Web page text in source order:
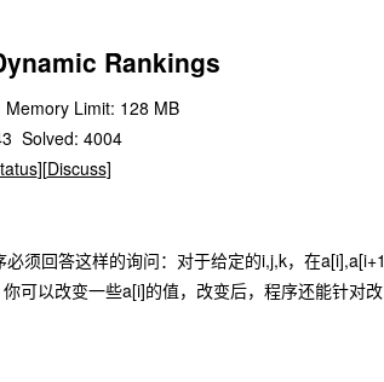
Rankings
Memory Limit: 128 MB
Solved: 4004
][Discuss]
须回答这样的询问：对于给定的i,j,k，在a[i],a[i+1
以改变一些a[i]的值，改变后，程序还能针对改